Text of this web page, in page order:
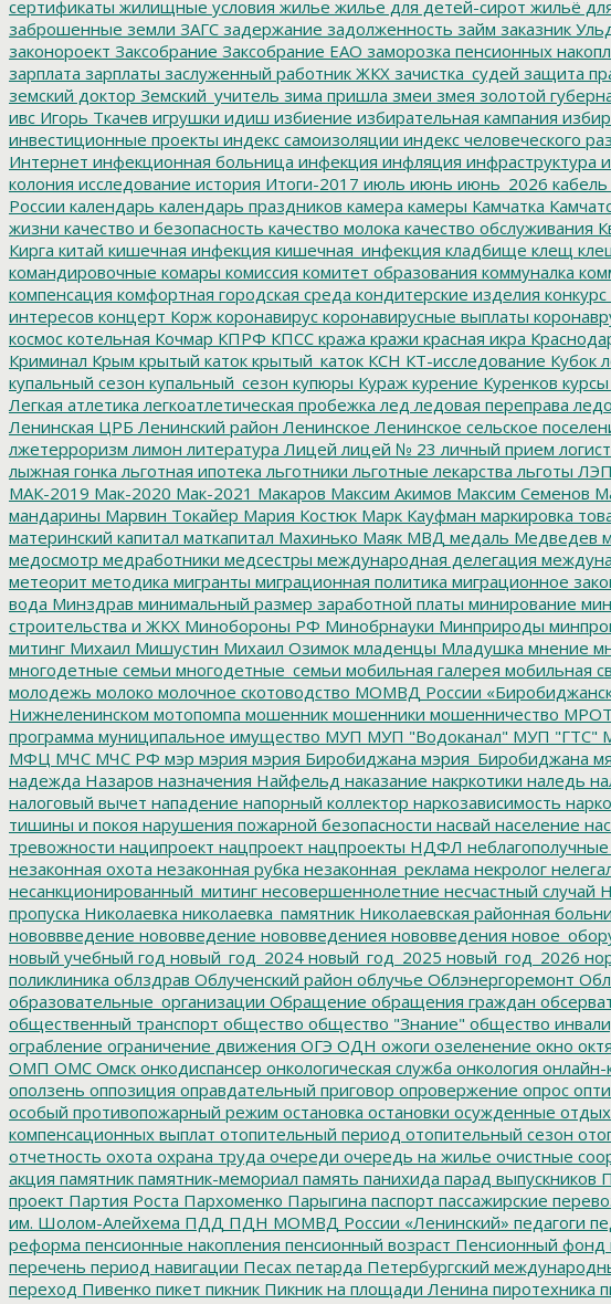
сертификаты жилищные условия жилье жилье для детей-сирот жильё
заброшенные земли ЗАГС задержание задолженность займ заказник
законороект Заксобрание Заксобрание ЕАО заморозка пенсионных
зарплата зарплаты заслуженный работник ЖКХ зачистка_судей защита
земский доктор Земский_учитель зима пришла змеи змея золотой
ивс Игорь Ткачев игрушки идиш избиение избирательная кампания
инвестиционные проекты индекс самоизоляции индекс человеческого
Интернет инфекционная больница инфекция инфляция инфраструктура
колония исследование история Итоги-2017 июль июнь июнь_2026
России календарь календарь праздников камера камеры Камчатка
жизни качество и безопасность качество молока качество обслуживания
Кирга китай кишечная инфекция кишечная_инфекция кладбище клещ
командировочные комары комиссия комитет образования коммуналка
компенсация комфортная городская среда кондитерские изделия конкурс
интересов концерт Корж коронавирус коронавирусные выплаты
космос котельная Кочмар КПРФ КПСС кража кражи красная икра
Криминал Крым крытый каток крытый_каток КСН КТ-исследование Кубок
купальный сезон купальный_сезон купюры Кураж курение Куренков курсы
Легкая атлетика легкоатлетическая пробежка лед ледовая переправа
Ленинская ЦРБ Ленинский район Ленинское Ленинское сельское
лжетерроризм лимон литература Лицей лицей № 23 личный прием
лыжная гонка льготная ипотека льготники льготные лекарства льготы ЛЭП
МАК-2019 Мак-2020 Мак-2021 Макаров Максим Акимов Максим Семенов
мандарины Марвин Токайер Мария Костюк Марк Кауфман маркировка
материнский капитал маткапитал Махинько Маяк МВД медаль Медведев
медосмотр медработники медсестры международная делегация
метеорит методика мигранты миграционная политика миграционное
вода Минздрав минимальный размер заработной платы минирование
строительства и ЖКХ Минобороны РФ Минобрнауки Минприроды
митинг Михаил Мишустин Михаил Озимок младенцы Младушка мнение
многодетные семьи многодетные_семьи мобильная галерея мобильная
молодежь молоко молочное скотоводство МОМВД России
Нижнеленинском мотопомпа мошенник мошенники мошенничество МРОТ
программа муниципальное имущество МУП МУП "Водоканал" МУП "ГТС"
МФЦ МЧС МЧС РФ мэр мэрия мэрия Биробиджана мэрия_Биробиджана
надежда Назаров назначения Найфельд наказание накркотики наледь
налоговый вычет нападение напорный коллектор наркозависимость
тишины и покоя нарушения пожарной безопасности насвай население
тревожности наципроект нацпроект нацпроекты НДФЛ
незаконная охота незаконная рубка незаконная_реклама некролог
несанкционированный_митинг несовершеннолетние несчастный случай
пропуска Николаевка николаевка_памятник Николаевская районная
нововвведение нововведение нововведениея нововведения
новый учебный год новый_год_2024 новый_год_2025 новый_год_2026
поликлиника облздрав Облученский район облучье Облэнергоремонт
образовательные_организации Обращение обращения граждан
общественный транспорт общество общество "Знание" общество
ограбление ограничение движения ОГЭ ОДН ожоги озеленение окно
ОМП ОМС Омск онкодиспансер онкологическая служба онкология онлайн-
оползень оппозиция оправдательный приговор опровержение опрос
особый противопожарный режим остановка остановки осужденные отдых
компенсационных выплат отопительный период отопительный сезон
отчетность охота охрана труда очереди очередь на жилье очистные
акция памятник памятник-мемориал память панихида парад выпускников
проект Партия Роста Пархоменко Парыгина паспорт пассажирские
им. Шолом-Алейхема ПДД ПДН МОМВД России «Ленинский» педагоги
реформа пенсионные накопления пенсионный возраст Пенсионный фонд
перечень период навигации Песах петарда Петербургский
переход Пивенко пикет пикник Пикник на площади Ленина пиротехника